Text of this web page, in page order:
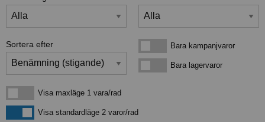
Sortera efter Bara kampanjvarorBara kampanjvaror
Bara lagervarorBara lagervaror
Visa maxläge 1 vara/rad
Visa maxläge 1 vara/rad
Visa standardlägeVisa standardläge 2 varor/rad